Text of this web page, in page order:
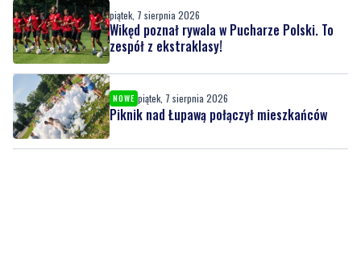
NOWE piątek, 7 sierpnia 2026
Piknik nad Łupawą połączył mieszkańców